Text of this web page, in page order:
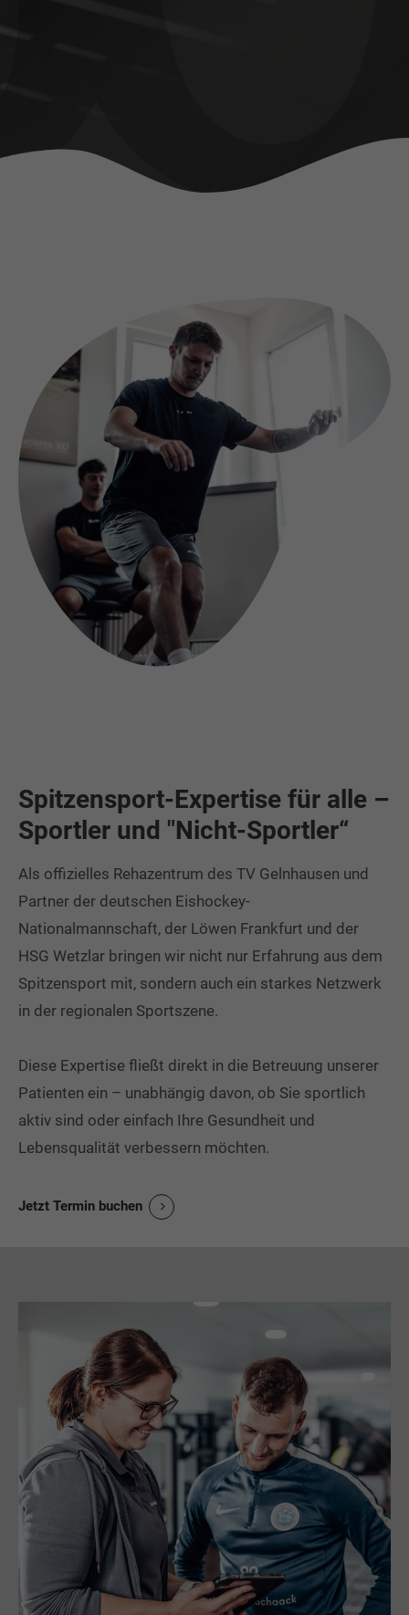
Spitzensport-Expertise für alle –
Sportler und "Nicht-Sportler“
Als offizielles Rehazentrum des TV Gelnhausen und
Partner der deutschen Eishockey-
Nationalmannschaft, der Löwen Frankfurt und der
HSG Wetzlar bringen wir nicht nur Erfahrung aus dem
Spitzensport mit, sondern auch ein starkes Netzwerk
in der regionalen Sportszene.
Diese Expertise fließt direkt in die Betreuung unserer
Patienten ein – unabhängig davon, ob Sie sportlich
aktiv sind oder einfach Ihre Gesundheit und
Lebensqualität verbessern möchten.
Jetzt Termin buchen